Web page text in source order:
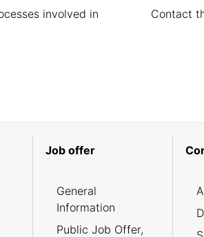
involved in
Contact
Job offer
General
Information
Public Job Offer,